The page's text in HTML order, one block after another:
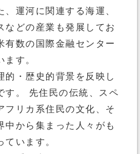
運河に関連する海運、
などの産業も発展してお
有数の国際金融センター
す。
的・歴史的背景を反映し
す。 先住民の伝統、スペ
フリカ系住民の文化、そ
中から集まった人々がも
います。